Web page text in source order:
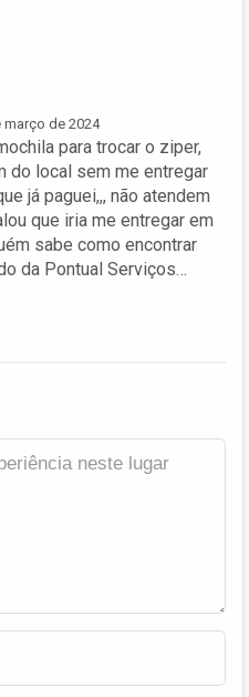
março de 2024
para trocar o ziper,
do local sem me entregar
já paguei,,, não atendem
que iria me entregar em
sabe como encontrar
da Pontual Serviços…